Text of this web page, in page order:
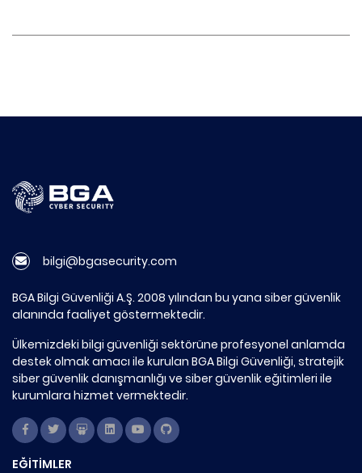
bilgi@bgasecurity.com
BGA Bilgi Güvenliği A.Ş. 2008 yılından bu yana siber güvenlik
alanında faaliyet göstermektedir.
Ülkemizdeki bilgi güvenliği sektörüne profesyonel anlamda
destek olmak amacı ile kurulan BGA Bilgi Güvenliği, stratejik
siber güvenlik danışmanlığı ve siber güvenlik eğitimleri ile
kurumlara hizmet vermektedir.
EĞİTİMLER